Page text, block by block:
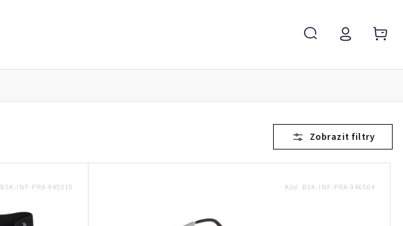
Zvětšovací lupy
BSK-INF-PRA-945010 Kód: BSK-INF-PRA-946504